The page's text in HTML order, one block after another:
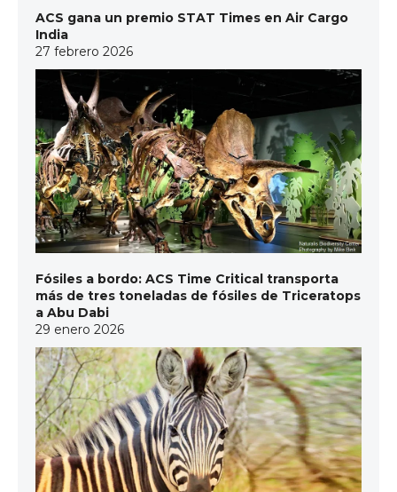
ACS gana un premio STAT Times en Air Cargo
India
27 febrero 2026
Fósiles a bordo: ACS Time Critical transporta
más de tres toneladas de fósiles de Triceratops
a Abu Dabi
29 enero 2026